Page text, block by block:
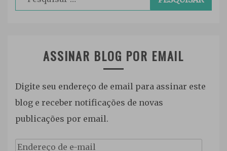
por:
ASSINAR BLOG POR EMAIL
Digite seu endereço de email para assinar este
blog e receber notificações de novas
publicações por email.
Endereço